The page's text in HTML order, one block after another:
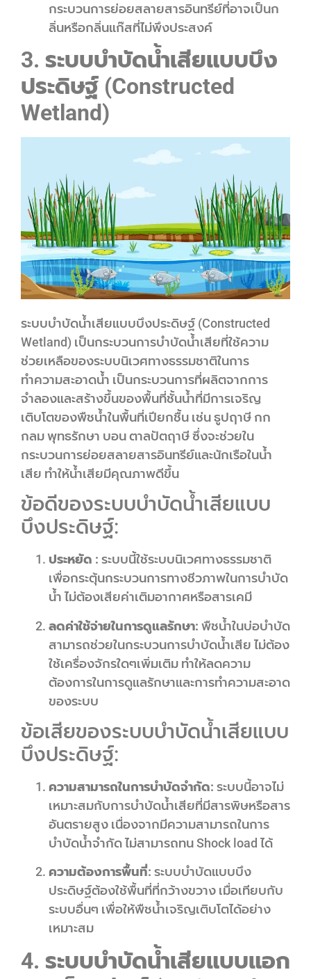
กระบวนการย่อยสลายสารอินทรีย์ที่อาจเป็นก
ลิ่นหรือกลิ่นแก๊สที่ไม่พึงประสงค์
3. ระบบบำบัดน้ำเสียแบบบึง
ประดิษฐ์ (Constructed
Wetland)
ระบบบำบัดน้ำเสียแบบบึงประดิษฐ์ (Constructed
Wetland) เป็นกระบวนการบำบัดน้ำเสียที่ใช้ความ
ช่วยเหลือของระบบนิเวศทางธรรมชาติในการ
ทำความสะอาดน้ำ เป็นกระบวนการที่ผลิตจากการ
จำลองและสร้างขึ้นของพื้นที่ชั้นน้ำที่มีการเจริญ
เติบโตของพืชน้ำในพื้นที่เปียกชื้น เช่น ธูปฤาษี กก
กลม พุทธรักษา บอน ตาลปัตฤาษี ซึ่งจะช่วยใน
กระบวนการย่อยสลายสารอินทรีย์และนักเรือในน้ำ
เสีย ทำให้น้ำเสียมีคุณภาพดีขึ้น
ข้อดีของระบบบำบัดน้ำเสียแบบ
บึงประดิษฐ์:
ประหยัด : ระบบนี้ใช้ระบบนิเวศทางธรรมชาติ
เพื่อกระตุ้นกระบวนการทางชีวภาพในการบำบัด
น้ำ ไม่ต้องเสียค่าเติมอากาศหรือสารเคมี
ลดค่าใช้จ่ายในการดูแลรักษา: พืชน้ำในบ่อบำบัด
สามารถช่วยในกระบวนการบำบัดน้ำเสีย ไม่ต้อง
ใช้เครื่องจักรใดๆเพิ่มเติม ทำให้ลดความ
ต้องการในการดูแลรักษาและการทำความสะอาด
ของระบบ
ข้อเสียของระบบบำบัดน้ำเสียแบบ
บึงประดิษฐ์:
ความสามารถในการบำบัดจำกัด: ระบบนี้อาจไม่
เหมาะสมกับการบำบัดน้ำเสียที่มีสารพิษหรือสาร
อันตรายสูง เนื่องจากมีความสามารถในการ
บำบัดน้ำจำกัด ไม่สามารถทน Shock load ได้
ความต้องการพื้นที่: ระบบบำบัดแบบบึง
ประดิษฐ์ต้องใช้พื้นที่ที่กว้างขวาง เมื่อเทียบกับ
ระบบอื่นๆ เพื่อให้พืชน้ำเจริญเติบโตได้อย่าง
เหมาะสม
4. ระบบบำบัดน้ำเสียแบบแอก